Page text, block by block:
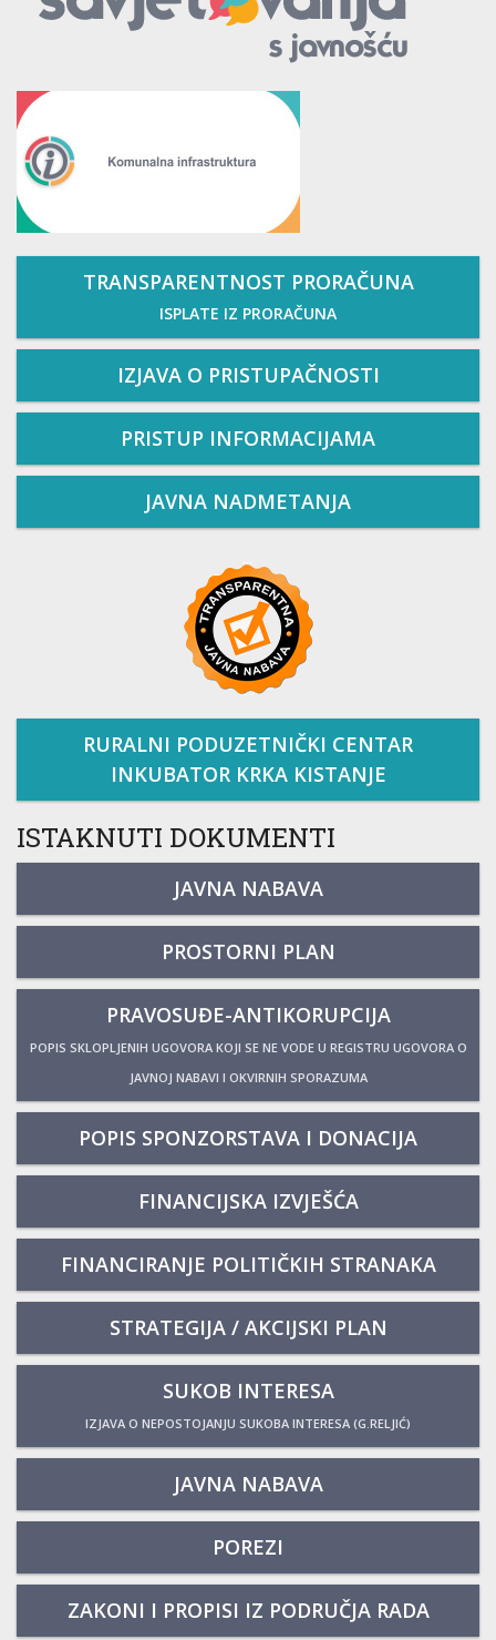
TRANSPARENTNOST PRORAČUNA
ISPLATE IZ PRORAČUNA
IZJAVA O PRISTUPAČNOSTI
PRISTUP INFORMACIJAMA
JAVNA NADMETANJA
RURALNI PODUZETNIČKI CENTAR
INKUBATOR KRKA KISTANJE
ISTAKNUTI DOKUMENTI
JAVNA NABAVA
PROSTORNI PLAN
PRAVOSUĐE-ANTIKORUPCIJA
POPIS SKLOPLJENIH UGOVORA KOJI SE NE VODE U REGISTRU UGOVORA O
JAVNOJ NABAVI I OKVIRNIH SPORAZUMA
POPIS SPONZORSTAVA I DONACIJA
FINANCIJSKA IZVJEŠĆA
FINANCIRANJE POLITIČKIH STRANAKA
STRATEGIJA / AKCIJSKI PLAN
SUKOB INTERESA
IZJAVA O NEPOSTOJANJU SUKOBA INTERESA (G.RELJIĆ)
JAVNA NABAVA
POREZI
ZAKONI I PROPISI IZ PODRUČJA RADA